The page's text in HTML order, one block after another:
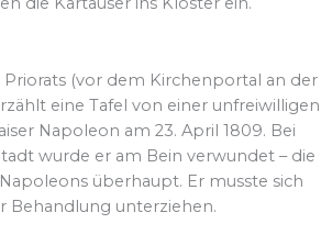
(vor dem Kirchenportal an der
eine Tafel von einer unfreiwilligen
Napoleon am 23. April 1809. Bei
wurde er am Bein verwundet – die
überhaupt. Er musste sich
Behandlung unterziehen.